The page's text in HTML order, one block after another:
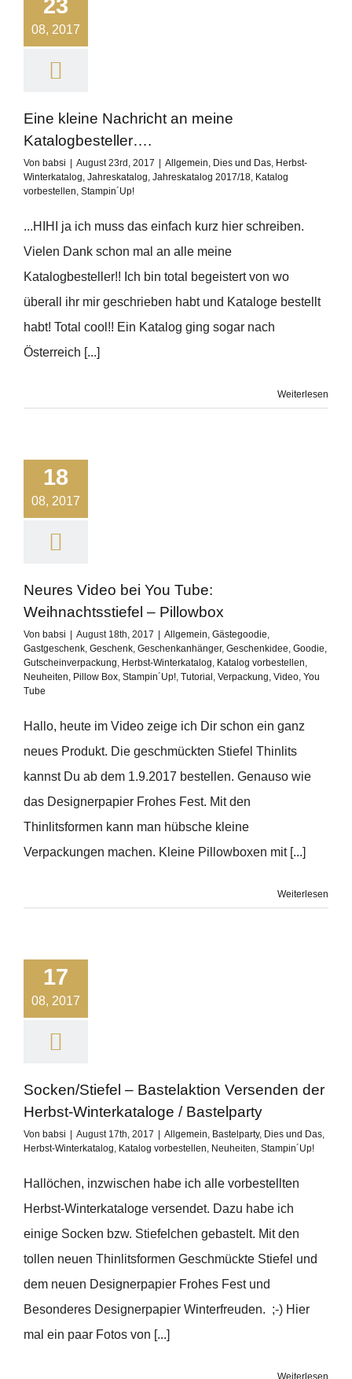
23
08, 2017
Eine kleine Nachricht an meine
Katalogbesteller….
Von babsi August 23rd, 2017 Allgemein, Dies und Das, Herbst-
Winterkatalog, Jahreskatalog, Jahreskatalog 2017/18, Katalog
vorbestellen, Stampin´Up!
...HIHI ja ich muss das einfach kurz hier schreiben.
Vielen Dank schon mal an alle meine
Katalogbesteller!! Ich bin total begeistert von wo
überall ihr mir geschrieben habt und Kataloge bestellt
habt! Total cool!! Ein Katalog ging sogar nach
Österreich [...]
Weiterlesen
18
08, 2017
Neures Video bei You Tube:
Weihnachtsstiefel – Pillowbox
Von babsi August 18th, 2017 Allgemein, Gästegoodie,
Gastgeschenk, Geschenk, Geschenkanhänger, Geschenkidee, Goodie,
Gutscheinverpackung, Herbst-Winterkatalog, Katalog vorbestellen,
Neuheiten, Pillow Box, Stampin´Up!, Tutorial , Verpackung, Video, You
Tube
Hallo, heute im Video zeige ich Dir schon ein ganz
neues Produkt. Die geschmückten Stiefel Thinlits
kannst Du ab dem 1.9.2017 bestellen. Genauso wie
das Designerpapier Frohes Fest. Mit den
Thinlitsformen kann man hübsche kleine
Verpackungen machen. Kleine Pillowboxen mit [...]
Weiterlesen
17
08, 2017
Socken/Stiefel – Bastelaktion Versenden der
Herbst-Winterkataloge / Bastelparty
Von babsi August 17th, 2017 Allgemein, Bastelparty, Dies und Das,
Herbst-Winterkatalog, Katalog vorbestellen, Neuheiten, Stampin´Up!
Hallöchen, inzwischen habe ich alle vorbestellten
Herbst-Winterkataloge versendet. Dazu habe ich
einige Socken bzw. Stiefelchen gebastelt. Mit den
tollen neuen Thinlitsformen Geschmückte Stiefel und
dem neuen Designerpapier Frohes Fest und
Besonderes Designerpapier Winterfreuden. ;-) Hier
mal ein paar Fotos von [...]
Weiterlesen